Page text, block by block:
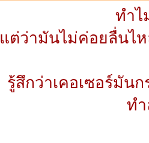
ทำไ
แต่ว่ามันไม่ค่อยลื่นไ
รู้สึกว่าเคอเซอร์มัน
ทำ